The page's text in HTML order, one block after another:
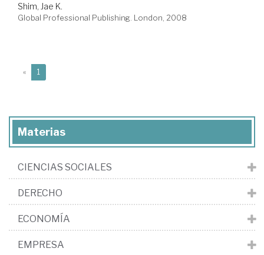
Shim, Jae K.
Global Professional Publishing. London, 2008
« 1
Materias
CIENCIAS SOCIALES
DERECHO
ECONOMÍA
EMPRESA